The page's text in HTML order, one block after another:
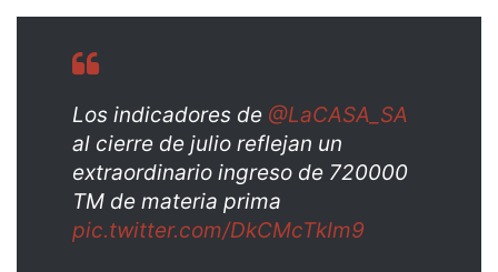
Los indicadores de @LaCASA_SA
al cierre de julio reflejan un
extraordinario ingreso de 720000
TM de materia prima
pic.twitter.com/DkCMcTkIm9